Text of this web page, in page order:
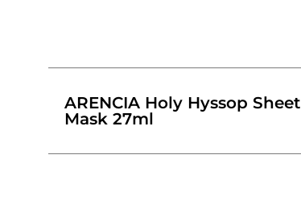
ARENCIA Holy Hyssop Sheet
Mask 27ml